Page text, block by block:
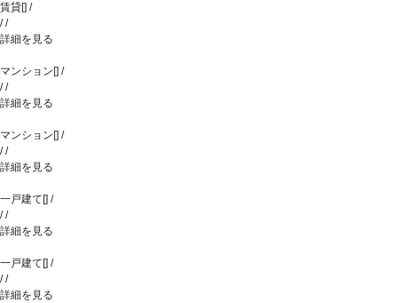
賃貸[] /
//
詳細を見る
マンション [] /
//
詳細を見る
マンション [] /
//
詳細を見る
一戸建て [] /
//
詳細を見る
一戸建て [] /
//
詳細を見る